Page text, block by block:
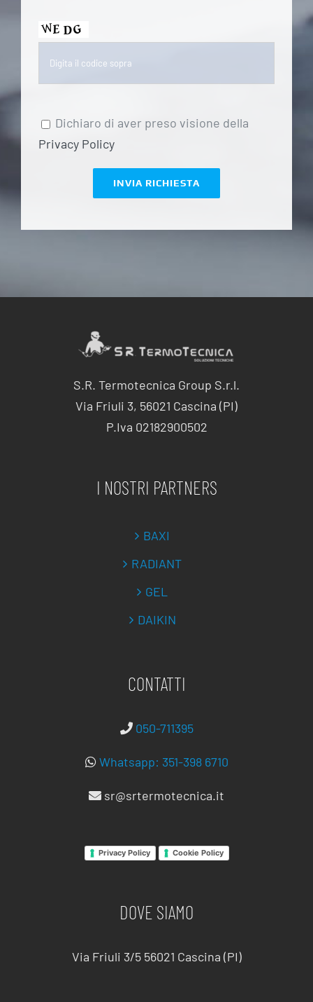
Dichiaro di aver preso visione della
Privacy Policy
S.R. Termotecnica Group S.r.l.
Via Friuli 3, 56021 Cascina (PI)
P.Iva 02182900502
I NOSTRI PARTNERS
BAXI
RADIANT
GEL
DAIKIN
CONTATTI
050-711395
Whatsapp: 351-398 6710
sr@srtermotecnica.it
Privacy Policy Cookie Policy
DOVE SIAMO
Via Friuli 3/5 56021 Cascina (PI)